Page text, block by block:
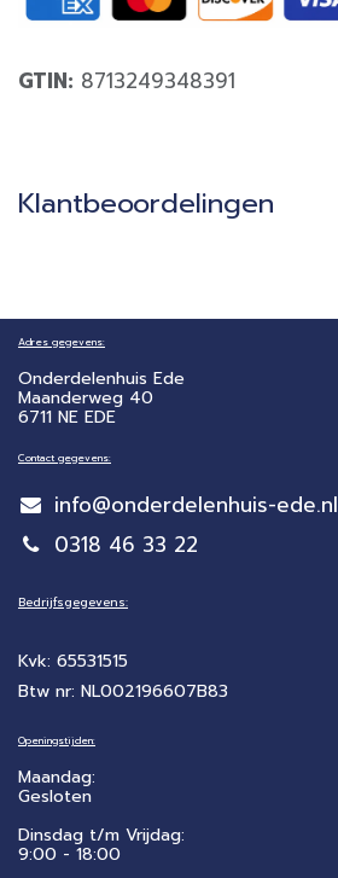
GTIN: 8713249348391
Klantbeoordelingen
Adres gegevens:
Onderdelenhuis Ede
Maanderweg 40
6711 NE EDE
Contact gegevens:
info@onderdelenhuis-ede.nl
0318 46 33 22
Bedrijfsgegevens:
Kvk: 65531515
Btw nr: NL002196607B83
Openingstijden:
Maandag:
Gesloten
Dinsdag t/m Vrijdag:
9:00 - 18:00